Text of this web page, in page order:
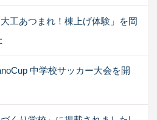
大工あつまれ！棟上げ体験」を岡
中学校サッカー大会を開